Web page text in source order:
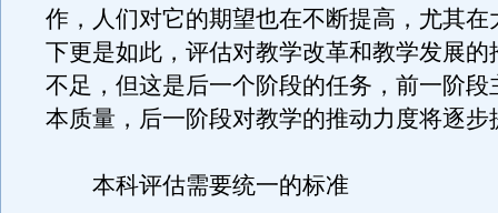
作，人们对它的期望也在不断提高，尤其在
下更是如此，评估对教学改革和教学发展的
不足，但这是后一个阶段的任务，前一阶段
本质量，后一阶段对教学的推动力度将逐步
本科评估需要统一的标准